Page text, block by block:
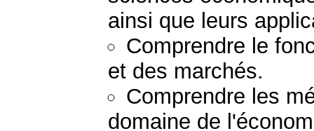
ainsi que leurs
Comprendre le
et des marchés.
Comprendre les
domaine de